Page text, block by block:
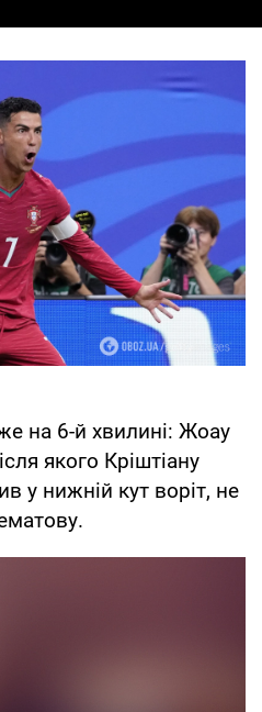
на 6-й хвилині: Жоау
якого Кріштіану
у нижній кут воріт, не